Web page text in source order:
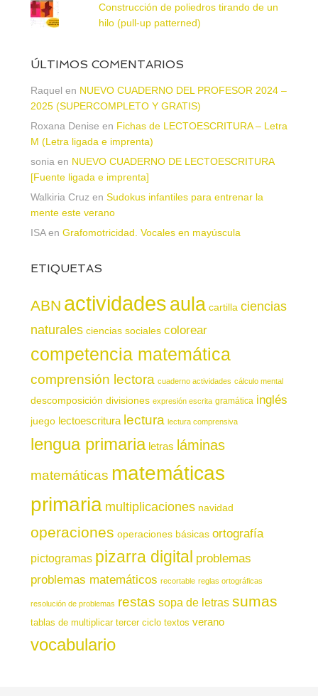
Construcción de poliedros tirando de un
hilo (pull-up patterned)
ÚLTIMOS COMENTARIOS
Raquel en NUEVO CUADERNO DEL PROFESOR 2024 –
2025 (SUPERCOMPLETO Y GRATIS)
Roxana Denise en Fichas de LECTOESCRITURA – Letra
M (Letra ligada e imprenta)
sonia en NUEVO CUADERNO DE LECTOESCRITURA
[Fuente ligada e imprenta]
Walkiria Cruz en Sudokus infantiles para entrenar la
mente este verano
ISAen Grafomotricidad. Vocales en mayúscula
ETIQUETAS
ABN actividadesaula cartilla ciencias
naturales ciencias sociales colorear
competencia matemática
comprensión lectora cuaderno actividades cálculo mental
descomposición divisiones expresión escrita gramática inglés
juego lectoescritura lectura lectura comprensiva
lengua primaria letras láminas
matemáticas matemáticas
primaria multiplicaciones navidad
operaciones operaciones básicas ortografía
pictogramas pizarra digital problemas
problemas matemáticos recortable reglas ortográficas
resolución de problemas restas sopa de letras sumas
tablas de multiplicar tercer ciclo textos verano
vocabulario